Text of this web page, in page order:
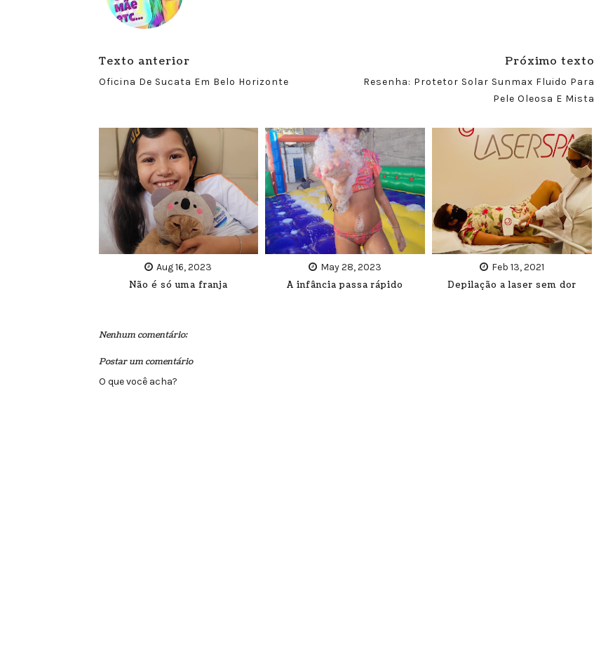
Texto anterior
Oficina De Sucata Em Belo Horizonte
Próximo texto
Resenha: Protetor Solar Sunmax Fluido Para
Pele Oleosa E Mista
Aug 16, 2023
Não é só uma franja
May 28, 2023
A infância passa rápido
Feb 13, 2021
Depilação a laser sem dor
Nenhum comentário:
Postar um comentário
O que você acha?